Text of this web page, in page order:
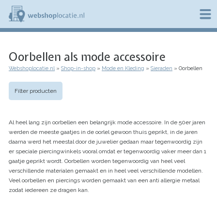
Overslaan
naar
de
b
s
h
a
t
i
n
l
Oorbellen als mode accessoire
Kruimelpad
Webshoplocatie.nl Shop-in-shop Mode en Kleding Sieraden Oorbellen
Filter producten
Al heel lang zijn oorbellen een belangrijk mode accessoire. In de 50er jaren
werden de meeste gaatjes in de oorlel gewoon thuis geprikt, in de jaren
daarna werd het meestal door de juwelier gedaan maar tegenwoordig zijn
er speciale piercingwinkels vooral omdat er tegenwoordig vaker meer dan 1
gaatje geprikt wordt. Oorbellen worden tegenwoordig van heel veel
verschillende materialen gemaakt en in heel veel verschillende modellen.
Veel oorbellen en piercings worden gemaakt van een anti allergie metaal
zodat iedereen ze dragen kan.